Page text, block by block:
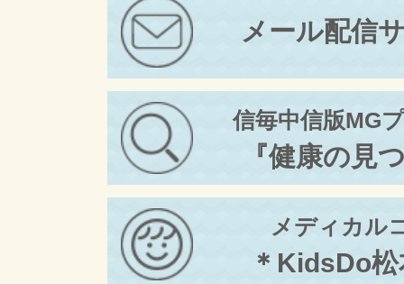
メール配信
信毎中信版MG
『健康の見
メディカル
＊KidsDo